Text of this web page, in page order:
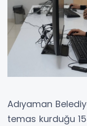
Adıyaman
temas kurduğu